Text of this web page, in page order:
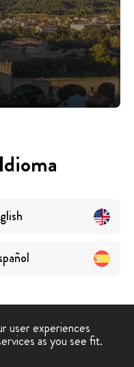
Grátis Essencial
user experiences
as you see fit.